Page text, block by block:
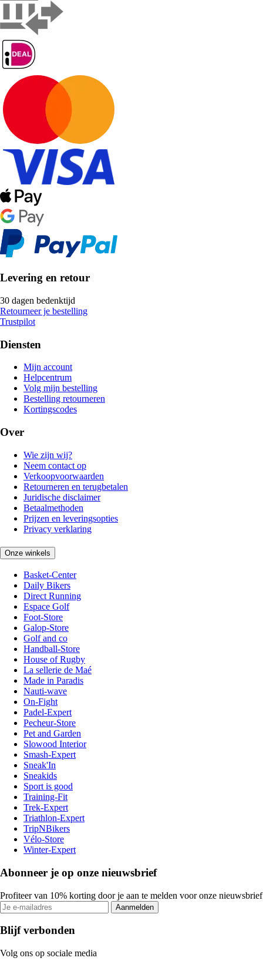
Levering en retour
30 dagen bedenktijd
Retourneer je bestelling
Trustpilot
Diensten
Mijn account
Helpcentrum
Volg mijn bestelling
Bestelling retourneren
Kortingscodes
Over
Wie zijn wij?
Neem contact op
Verkoopvoorwaarden
Retourneren en terugbetalen
Juridische disclaimer
Betaalmethoden
Prijzen en leveringsopties
Privacy verklaring
Onze winkels
Basket-Center
Daily Bikers
Direct Running
Espace Golf
Foot-Store
Galop-Store
Golf and co
Handball-Store
House of Rugby
La sellerie de Maé
Made in Paradis
Nauti-wave
On-Fight
Padel-Expert
Pecheur-Store
Pet and Garden
Slowood Interior
Smash-Expert
Sneak'In
Sneakids
Sport is good
Training-Fit
Trek-Expert
Triathlon-Expert
TripNBikers
Vélo-Store
Winter-Expert
Abonneer je op onze nieuwsbrief
Profiteer van 10% korting door je aan te melden voor onze nieuwsbrief
Aanmelden
Blijf verbonden
Volg ons op sociale media